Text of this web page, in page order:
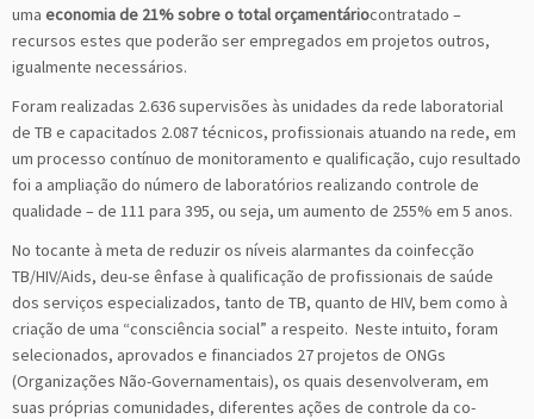
uma economia de 21% sobre o total orçamentáriocontratado –
recursos estes que poderão ser empregados em projetos outros,
igualmente necessários.
Foram realizadas 2.636 supervisões às unidades da rede laboratorial
de TB e capacitados 2.087 técnicos, profissionais atuando na rede, em
um processo contínuo de monitoramento e qualificação, cujo resultado
foi a ampliação do número de laboratórios realizando controle de
qualidade – de 111 para 395, ou seja, um aumento de 255% em 5 anos.
No tocante à meta de reduzir os níveis alarmantes da coinfecção
TB/HIV/Aids, deu-se ênfase à qualificação de profissionais de saúde
dos serviços especializados, tanto de TB, quanto de HIV, bem como à
criação de uma “consciência social” a respeito. Neste intuito, foram
selecionados, aprovados e financiados 27 projetos de ONGs
(Organizações Não-Governamentais), os quais desenvolveram, em
suas próprias comunidades, diferentes ações de controle da co-